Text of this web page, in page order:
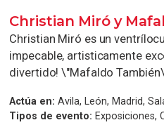
Christian Miró y
Christian Miró es un
impecable, artisticamente
divertido! \"Mafaldo
Actúa en: Avila, León, Madrid,
Tipos de evento: Exposiciones,